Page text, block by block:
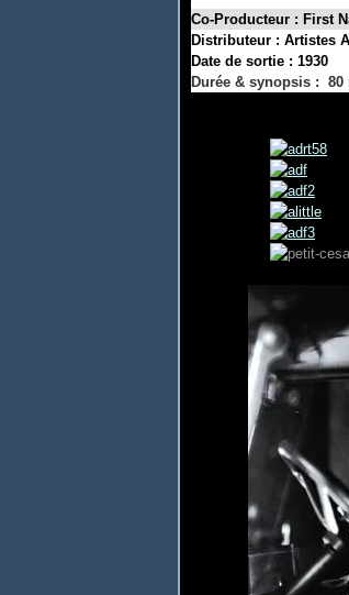
Co-Producteur : First
Distributeur : Artistes
Date de sortie : 1930
Durée & synopsis : 80